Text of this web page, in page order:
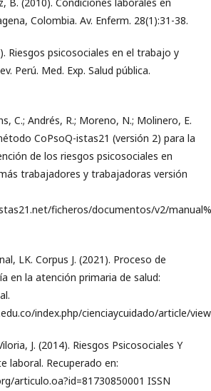
Colombia. Av. Enferm. 28(1):31-38.
Riesgos psicosociales en el trabajo y
Perú. Med. Exp. Salud pública.
C.; Andrés, R.; Moreno, N.; Molinero, E.
CoPsoQ-istas21 (versión 2) para la
de los riesgos psicosociales en
trabajadores y trabajadoras versión
ficheros/documentos/v2/
LK. Corpus J. (2021). Proceso de
en la atención primaria de salud:
index.php/cienciaycuidado/article/
J. (2014). Riesgos Psicosociales Y
laboral. Recuperado en:
articulo.oa?id=81730850001 ISSN